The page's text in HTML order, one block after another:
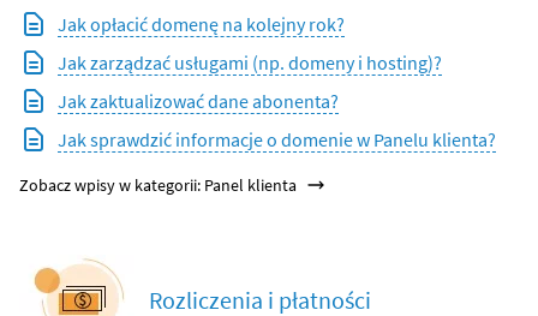
Jak opłacić domenę na kolejny rok?
Jak zarządzać usługami (np. domeny i hosting)?
Jak zaktualizować dane abonenta?
Jak sprawdzić informacje o domenie w Panelu klienta?
Zobacz wpisy w kategorii: Panel klienta
Rozliczenia i płatności